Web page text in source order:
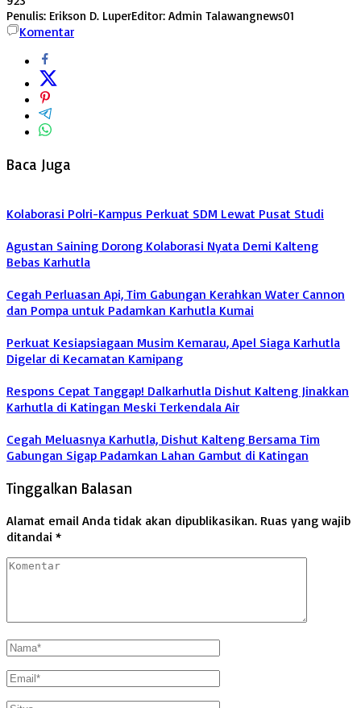
Penulis: Erikson D. LuperEditor: Admin Talawangnews01
Komentar
Baca Juga
Kolaborasi Polri-Kampus Perkuat SDM Lewat Pusat Studi
Agustan Saining Dorong Kolaborasi Nyata Demi Kalteng
Bebas Karhutla
Cegah Perluasan Api, Tim Gabungan Kerahkan Water Cannon
dan Pompa untuk Padamkan Karhutla Kumai
Perkuat Kesiapsiagaan Musim Kemarau, Apel Siaga Karhutla
Digelar di Kecamatan Kamipang
Respons Cepat Tanggap! Dalkarhutla Dishut Kalteng Jinakkan
Karhutla di Katingan Meski Terkendala Air
Cegah Meluasnya Karhutla, Dishut Kalteng Bersama Tim
Gabungan Sigap Padamkan Lahan Gambut di Katingan
Tinggalkan Balasan
Alamat email Anda tidak akan dipublikasikan. Ruas yang wajib
ditandai *